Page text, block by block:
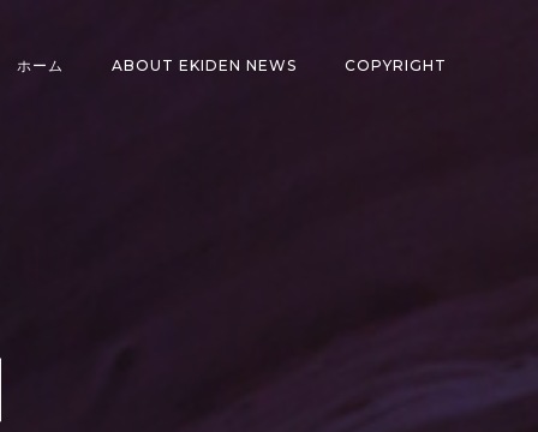
ホーム ABOUT EKIDEN NEWS COPYRIGHT